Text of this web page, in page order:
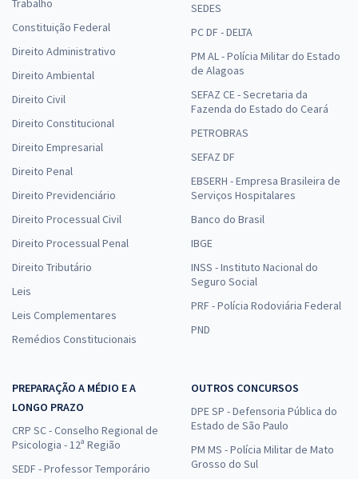
Trabalho
Constituição Federal
Direito Administrativo
Direito Ambiental
Direito Civil
Direito Constitucional
Direito Empresarial
Direito Penal
Direito Previdenciário
Direito Processual Civil
Direito Processual Penal
Direito Tributário
Leis
Leis Complementares
Remédios Constitucionais
SEDES
PC DF - DELTA
PM AL - Polícia Militar do Estado
de Alagoas
SEFAZ CE - Secretaria da
Fazenda do Estado do Ceará
PETROBRAS
SEFAZ DF
EBSERH - Empresa Brasileira de
Serviços Hospitalares
Banco do Brasil
IBGE
INSS - Instituto Nacional do
Seguro Social
PRF - Polícia Rodoviária Federal
PND
PREPARAÇÃO A MÉDIO E A
LONGO PRAZO
CRP SC - Conselho Regional de
Psicologia - 12ª Região
SEDF - Professor Temporário
OUTROS CONCURSOS
DPE SP - Defensoria Pública do
Estado de São Paulo
PM MS - Polícia Militar de Mato
Grosso do Sul